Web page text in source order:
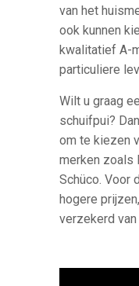
van het
ook kunnen
kwalitatief A-
particuliere
Wilt u graag
schuifpui?
om te kiezen
merken zoals
Schüco. Voor
hogere
verzekerd